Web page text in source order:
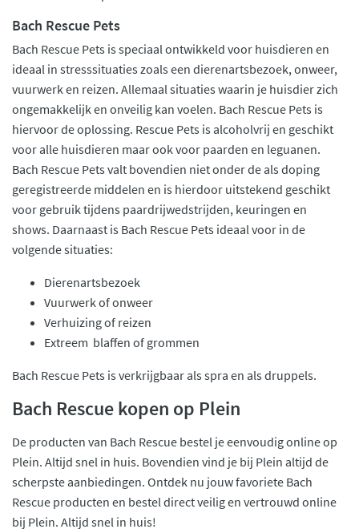
Bach Rescue Pets
Bach Rescue Pets is speciaal ontwikkeld voor huisdieren en
ideaal in stresssituaties zoals een dierenartsbezoek, onweer,
vuurwerk en reizen. Allemaal situaties waarin je huisdier zich
ongemakkelijk en onveilig kan voelen. Bach Rescue Pets is
hiervoor de oplossing. Rescue Pets is alcoholvrij en geschikt
voor alle huisdieren maar ook voor paarden en leguanen.
Bach Rescue Pets valt bovendien niet onder de als doping
geregistreerde middelen en is hierdoor uitstekend geschikt
voor gebruik tijdens paardrijwedstrijden, keuringen en
shows. Daarnaast is Bach Rescue Pets ideaal voor in de
volgende situaties:
Dierenartsbezoek
Vuurwerk of onweer
Verhuizing of reizen
Extreem blaffen of grommen
Bach Rescue Pets is verkrijgbaar als spra en als druppels.
Bach Rescue kopen op Plein
De producten van Bach Rescue bestel je eenvoudig online op
Plein. Altijd snel in huis. Bovendien vind je bij Plein altijd de
scherpste aanbiedingen. Ontdek nu jouw favoriete Bach
Rescue producten en bestel direct veilig en vertrouwd online
bij Plein. Altijd snel in huis!